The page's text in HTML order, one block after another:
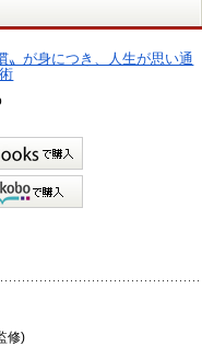
〟が身につき、人生が思い通
修)